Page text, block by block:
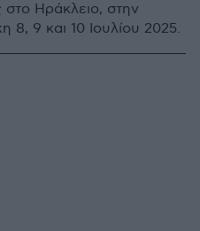
Ηράκλειο, στην
8, 9 και 10 Ιουλίου 2025.